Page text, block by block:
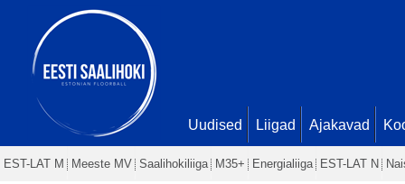
Uudised Liigad Ajakavad
EST-LAT M Meeste MV Saalihokiliiga M35+ Energialiiga EST-LAT N